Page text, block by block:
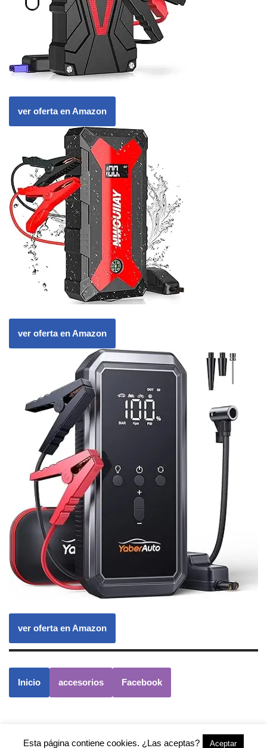
ver oferta en Amazon
ver oferta en Amazon
ver oferta en Amazon
Inicio accesorios Facebook
Esta página contiene cookies. ¿Las aceptas? Aceptar